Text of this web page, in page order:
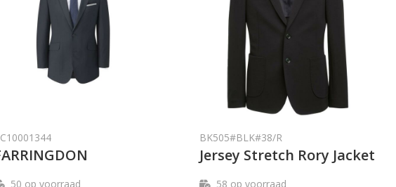
50 op voorraad
BK505#BLK#38/R
Jersey Stretch Rory Jacket
58 op voorraad